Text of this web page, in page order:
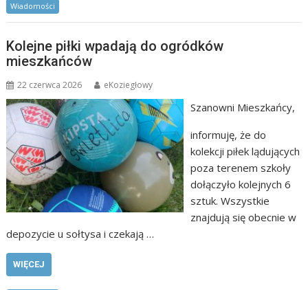
Wiadomości
Kolejne piłki wpadają do ogródków
mieszkańców
22 czerwca 2026 eKoziegłowy
Szanowni Mieszkańcy,
informuję, że do
kolekcji piłek lądujących
poza terenem szkoły
dołączyło kolejnych 6
sztuk. Wszystkie
znajdują się obecnie w
depozycie u sołtysa i czekają …
WIĘCEJ